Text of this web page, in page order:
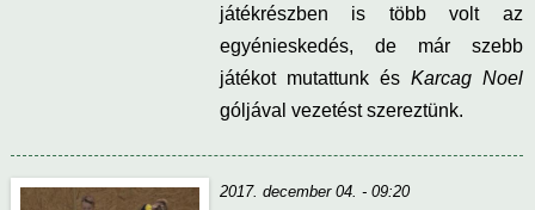
játékrészben is több volt az
egyénieskedés, de már szebb
játékot mutattunk és Karcag Noel
góljával vezetést szereztünk.
2017. december 04. - 09:20